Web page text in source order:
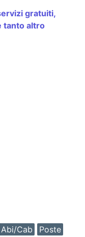
gratuiti,
tanto altro
Abi/Cab
Poste